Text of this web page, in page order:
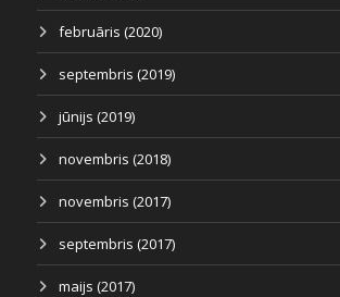
februāris (2020)
septembris (2019)
jūnijs (2019)
novembris (2018)
novembris (2017)
septembris (2017)
maijs (2017)